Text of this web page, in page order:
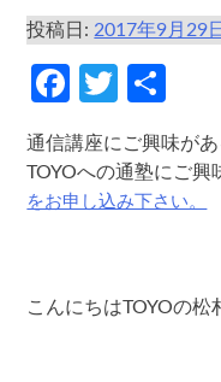
投稿日:2017年9月29日
Facebook
Twitter
通信講座にご興味が
TOYOへの通塾にご興
をお申し込み下さい。
こんにちはTOYOの松